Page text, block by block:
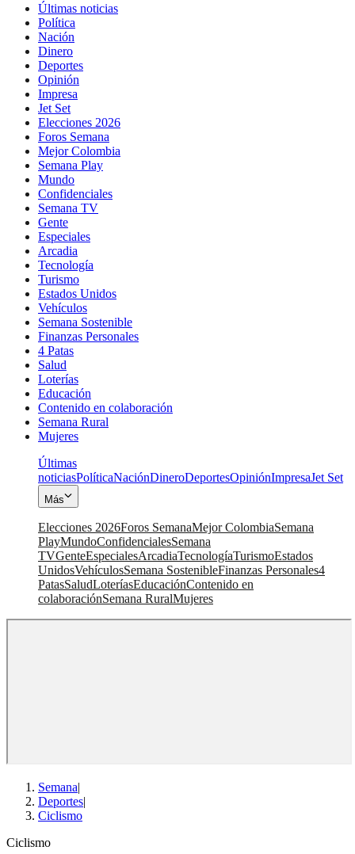
Últimas noticias
Política
Nación
Dinero
Deportes
Opinión
Impresa
Jet Set
Elecciones 2026
Foros Semana
Mejor Colombia
Semana Play
Mundo
Confidenciales
Semana TV
Gente
Especiales
Arcadia
Tecnología
Turismo
Estados Unidos
Vehículos
Semana Sostenible
Finanzas Personales
4 Patas
Salud
Loterías
Educación
Contenido en colaboración
Semana Rural
Mujeres
Últimas
noticiasPolíticaNaciónDineroDeportesOpiniónImpresaJet Set
Más
Elecciones 2026Foros SemanaMejor ColombiaSemana
PlayMundoConfidencialesSemana
TVGenteEspecialesArcadiaTecnologíaTurismoEstados
UnidosVehículosSemana SostenibleFinanzas Personales4
PatasSaludLoteríasEducaciónContenido en
colaboraciónSemana RuralMujeres
Semana|
Deportes|
Ciclismo
Ciclismo